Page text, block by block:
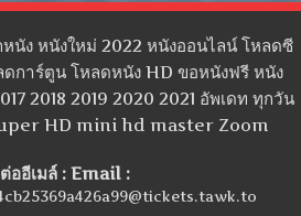
นัง หนังใหม่ 2022 หนังออนไลน์ โหลดซี
การ์ตูน โหลดหนัง HD ขอหนังฟรี หนัง
2018 2019 2020 2021 อัพเดท ทุกวัน
HD mini hd master Zoom
ออีเมล์ : Email :